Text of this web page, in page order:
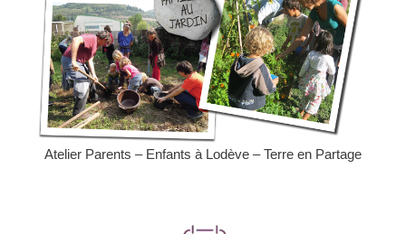
Atelier Parents – Enfants à Lodève – Terre en Partage